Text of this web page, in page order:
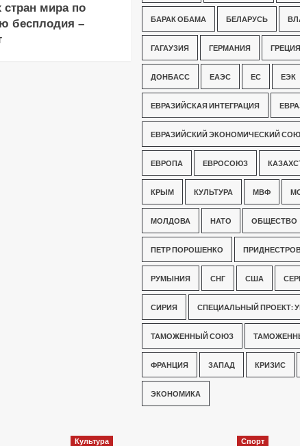
мира по
бесплодия –
БАРАК ОБАМА БЕЛАРУСЬ
ГАГАУЗИЯ ГЕРМАНИЯ ГРЕЦИЯ
ДОНБАСС ЕАЭС ЕС ЕЭК
ЕВРАЗИЙСКАЯ ИНТЕГРАЦИЯ
ЕВРАЗИЙСКИЙ ЭКОНОМИЧЕСКИЙ
ЕВРОПА ЕВРОСОЮЗ
КРЫМ КУЛЬТУРА МВФ
МОЛДОВА НАТО ОБЩЕСТВО
ПЕТР ПОРОШЕНКО
РУМЫНИЯ СНГ США
СИРИЯ СПЕЦИАЛЬНЫЙ ПРОЕКТ:
ТАМОЖЕННЫЙ СОЮЗ
ФРАНЦИЯ ЗАПАД КРИЗИС
ЭКОНОМИКА
Культура Спорт